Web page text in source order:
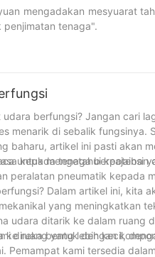
mengadakan mesyuarat
tenaga".
meringkaskan terlebih
yang cemerlang dan aktif
terletak di syarikat tahun ini
berfungsi? Jangan cari
menarik di sebalik fungsinya.
baharu, artikel ini pasti akan
untuk mengetahui
kepada tenaga berpotensi
peralatan pneumatik kepada
Dalam artikel ini, kita
yang meningkatkan
udara ditarik ke dalam
ruang yang lebih kecil,
direka bentuk dengan
Pemampat kami tersedia